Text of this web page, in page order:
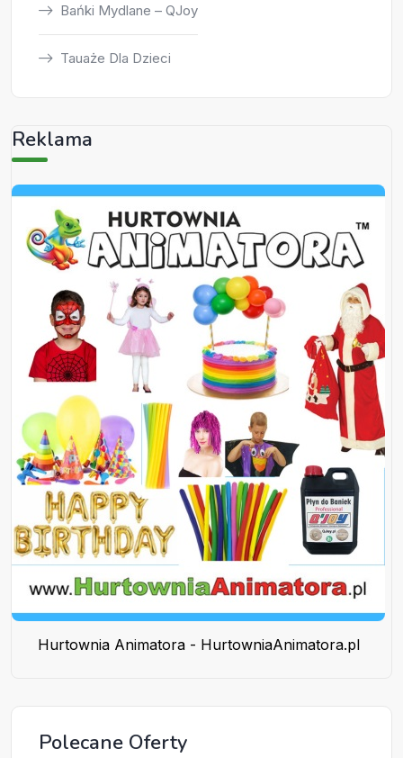
Bańki Mydlane – QJoy
Tauaże Dla Dzieci
Reklama
Hurtownia Animatora - HurtowniaAnimatora.pl
Polecane Oferty